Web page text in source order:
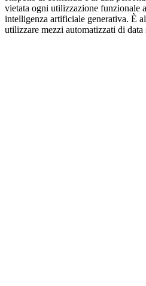
vietata ogni utilizzazione funzionale
intelligenza artificiale generativa. È
utilizzare mezzi automatizzati di data